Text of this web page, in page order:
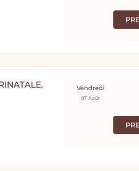
Vendredi
07 Août